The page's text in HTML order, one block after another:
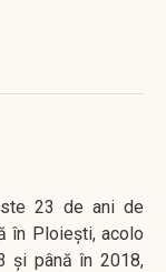
23 de ani de
în Ploieşti, acolo
şi până în 2018,